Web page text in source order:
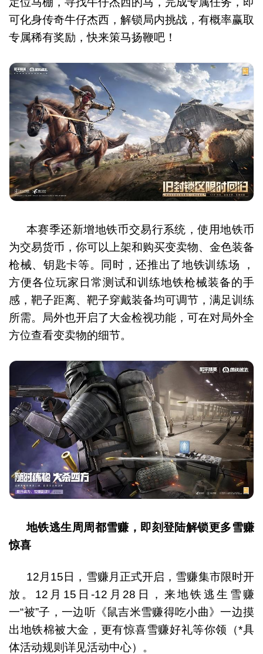
可化身传奇牛仔杰西，解锁局内挑战，有概率赢取
专属稀有奖励，快来策马扬鞭吧！
本赛季还新增地铁币交易行系统，使用地铁币
为交易货币，你可以上架和购买变卖物、金色装备
枪械、钥匙卡等。同时，还推出了地铁训练场 ，
方便各位玩家日常测试和训练地铁枪械装备的手
感，靶子距离、靶子穿戴装备均可调节，满足训练
所需。局外也开启了大金检视功能，可在对局外全
方位查看变卖物的细节。
地铁逃生周周都雪赚，即刻登陆解锁更多雪赚
惊喜
12月15日，雪赚月正式开启，雪赚集市限时开
放。12月15日-12月28日，来地铁逃生雪赚
一“被”子，一边听《鼠吉米雪赚得吃小曲》一边摸
出地铁棉被大金，更有惊喜雪赚好礼等你领（*具
体活动规则详见活动中心）。